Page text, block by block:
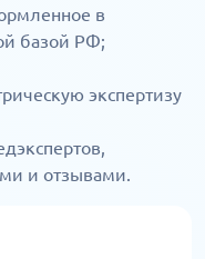
в
базой РФ;
экспертизу
и отзывами.